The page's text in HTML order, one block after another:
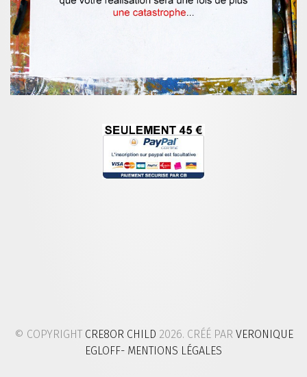
© COPYRIGHT CRE8OR CHILD 2026. CRÉÉ PAR VERONIQUE
EGLOFF- MENTIONS LÉGALES